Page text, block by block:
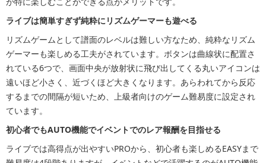
ライブは簡単すぎず純粋にリズムゲーマーも遊べる
リズムゲームとして譜面のレベルは難しい方なため、純粋なリズム
ゲーマーも楽しめる工夫がされています。ボタンは曲線状に配置さ
れている6つで、画面中央が放射状に飛び出してくる丸いアイコンは
遠いほど小さく、近づくほど大きくなります。あらわれてから反応
するまでの間隔が短いため、上級者向けのゲーム難易度に設定され
ています。
初心者でもAUTO機能でイベントでのレア報酬を目指せる
ライブでは高得点が出やすいPROから、初心者も楽しめるEASYまで